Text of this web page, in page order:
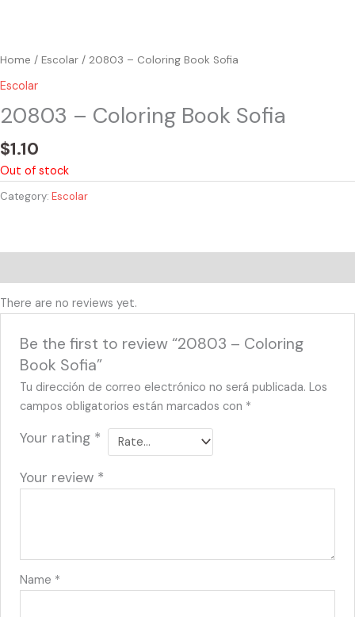
Home / Escolar / 20803 – Coloring Book Sofia
Escolar
20803 – Coloring Book Sofia
$1.10
Out of stock
Category: Escolar
There are no reviews yet.
Be the first to review “20803 – Coloring
Book Sofia”
Tu dirección de correo electrónico no será publicada. Los
campos obligatorios están marcados con *
Your rating *
Your review *
Name *